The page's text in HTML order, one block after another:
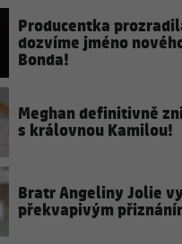
Producentka
dozvíme jméno
Bonda!
Meghan definitivně
s královnou Kamilou!
Bratr Angeliny Jolie
překvapivým